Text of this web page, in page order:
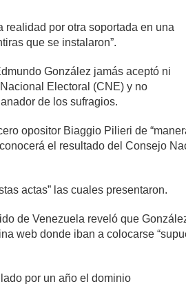
realidad por otra soportada en una
que se instalaron”.
González jamás aceptó ni
Electoral (CNE) y no
de los sufragios.
opositor Biaggio Pilieri de
el resultado del Consejo
actas” las cuales presentaron.
de Venezuela reveló que
web donde iban a colocarse
por un año el dominio